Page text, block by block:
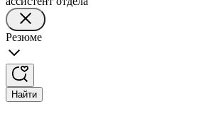
Резюме
Найти